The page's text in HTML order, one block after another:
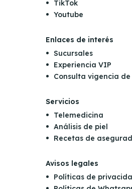
TikTok
Youtube
Enlaces de interés
Sucursales
Experiencia VIP
Consulta vigencia
Servicios
Telemedicina
Análisis de piel
Recetas de
Avisos legales
Políticas de